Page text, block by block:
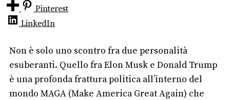
Pinterest
LinkedIn
Non è solo uno scontro fra due personalità
esuberanti. Quello fra Elon Musk e Donald Trump
è una profonda frattura politica all’interno del
mondo MAGA (Make America Great Again) che